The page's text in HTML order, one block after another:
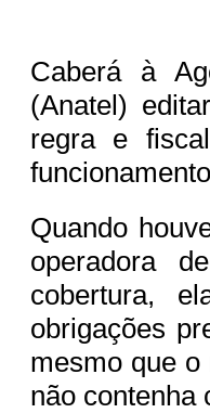
Caberá à
(Anatel)
regra e
Quando
operadora
cobertura,
obrigações
mesmo que
não contenha